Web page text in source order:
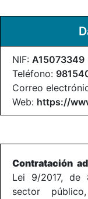
NIF: A15073349
Teléfono:
Correo
Web: https://
Contratación
Lei 9/2017,
sector